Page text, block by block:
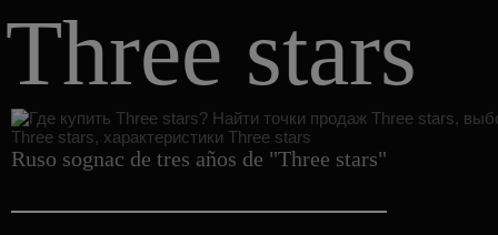
Three stars
Ruso sognac de tres años de "Three stars"